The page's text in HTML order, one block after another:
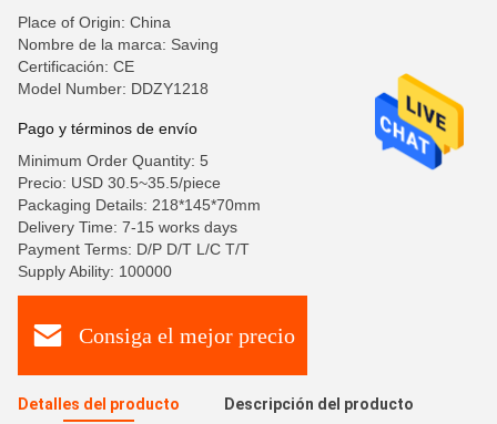
Place of Origin: China
Nombre de la marca: Saving
Certificación: CE
Model Number: DDZY1218
Pago y términos de envío
Minimum Order Quantity: 5
Precio: USD 30.5~35.5/piece
Packaging Details: 218*145*70mm
Delivery Time: 7-15 works days
Payment Terms: D/P D/T L/C T/T
Supply Ability: 100000
Consiga el mejor precio
Detalles del producto Descripción del producto